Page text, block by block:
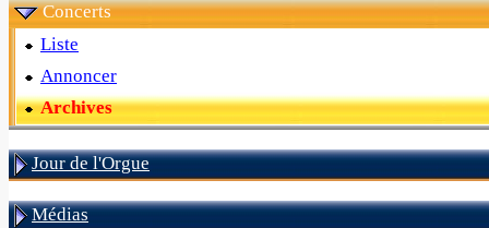
Concerts
Liste
Annoncer
Archives
Jour de l'Orgue
Médias